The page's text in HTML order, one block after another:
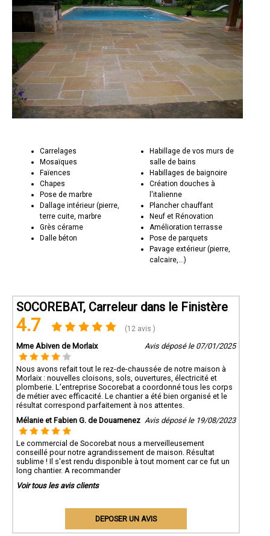
Carrelages
Mosaïques
Faïences
Chapes
Pose de marbre
Dallage intérieur (pierre,
terre cuite, marbre
Grès cérame
Dalle béton
Habillage de vos murs de
salle de bains
Habillages de baignoire
Création douches à
l'italienne
Plancher chauffant
Neuf et Rénovation
Amélioration terrasse
Pose de parquets
Pavage extérieur (pierre,
calcaire,...)
SOCOREBAT, Carreleur dans le Finistère
4.7 (12 avis )
Mme Abiven de Morlaix Avis déposé le 07/01/2025
Nous avons refait tout le rez-de-chaussée de notre maison à
Morlaix : nouvelles cloisons, sols, ouvertures, électricité et
plomberie. L’entreprise Socorebat a coordonné tous les corps
de métier avec efficacité. Le chantier a été bien organisé et le
résultat correspond parfaitement à nos attentes.
Mélanie et Fabien G. de Douarnenez Avis déposé le 19/08/2023
Le commercial de Socorebat nous a merveilleusement
conseillé pour notre agrandissement de maison. Résultat
sublime ! Il s'est rendu disponible à tout moment car ce fut un
long chantier. A recommander
Voir tous les avis clients
DEPOSER UN AVIS